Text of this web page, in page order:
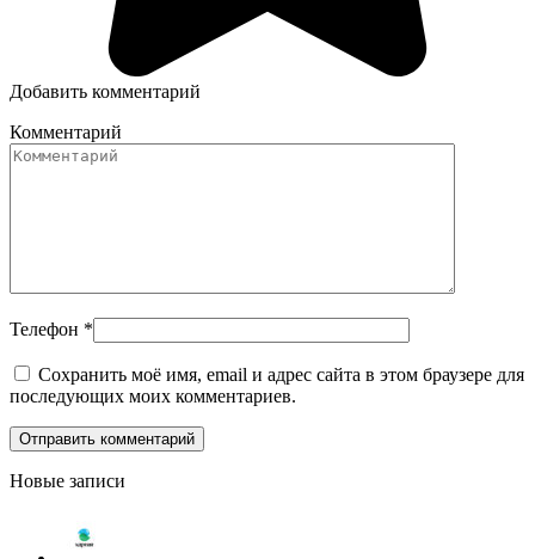
Добавить комментарий
Комментарий
Телефон *
Сохранить моё имя, email и адрес сайта в этом браузере для
последующих моих комментариев.
Новые записи